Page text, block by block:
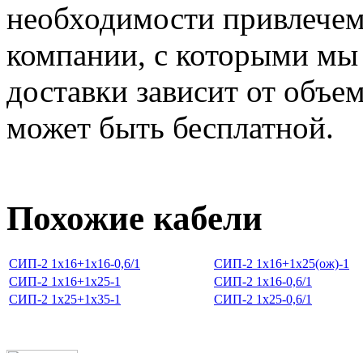
необходимости
компании, с которыми
доставки зависит от
может быть бесплатной.
Похожие кабели
СИП-2 1х16+1х16-0,6/1
СИП-2 1х16+1х25(ож)-1
СИП-2 1х16+1х25-1
СИП-2 1х16-0,6/1
СИП-2 1х25+1х35-1
СИП-2 1х25-0,6/1